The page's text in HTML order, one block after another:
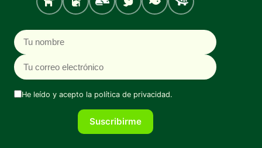
Perro Gato Roedores
Aves PecesTortugas
Nombre
Correo electrónico
He leído y acepto la política de privacidad.
Suscribirme